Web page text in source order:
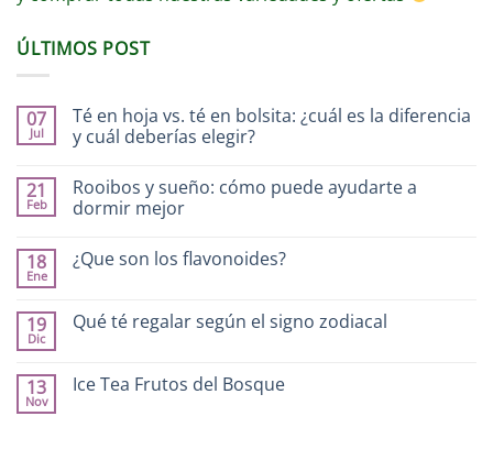
ÚLTIMOS POST
07
Jul
Té en hoja vs. té en bolsita: ¿cuál es la diferencia
y cuál deberías elegir?
21
Feb
Rooibos y sueño: cómo puede ayudarte a
dormir mejor
18
Ene
¿Que son los flavonoides?
19
Dic
Qué té regalar según el signo zodiacal
13
Nov
Ice Tea Frutos del Bosque